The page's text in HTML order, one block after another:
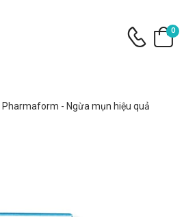
0
- Ngừa mụn hiệu quả